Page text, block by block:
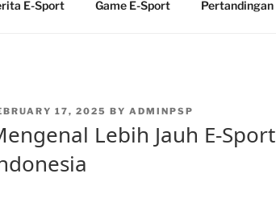
E-Sport Game E-Sport Pertandingan
17, 2025 BY ADMINPSP
Lebih Jauh E-